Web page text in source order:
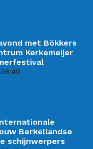
met Bökkers
Kerkemeijer
08:49
Berkellandse
schijnwerpers